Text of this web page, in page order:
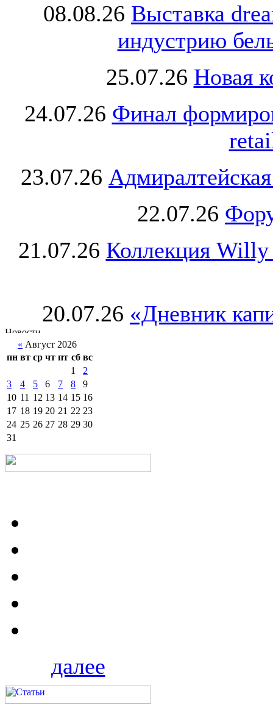
08.08.26 Выставка
индустрию
25.07.26 Новая
24.07.26 Финал
23.07.26
22.07.26
21.07.26 Коллекция Willy
20.07.26 «Дневник
« Август 2026
пн вт ср чт пт сб вс
1
2
3
4 5 6 7 8
9
10 11 12 13 14 15 16
17 18 19 20 21 22 23
24 25 26 27 28 29 30
31
далее